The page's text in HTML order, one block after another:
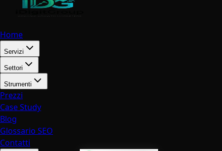
Home
Servizi
Settori
Strumenti
Prezzi
Case Study
Blog
Glossario SEO
Contatti